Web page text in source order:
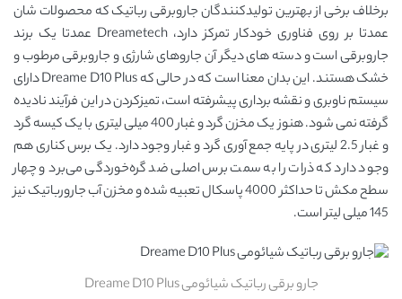
برخلاف برخی از بهترین تولیدکنندگان جاروبرقی رباتیک که محصولات شان
عمدتا بر روی فناوری خودکار تمرکز دارد، Dreametech عمدتا یک برند
جاروبرقی است و دسته ‌های دیگر آن جاروهای شارژی و جاروبرقی مرطوب و
خشک هستند. این بدان معنا است که در حالی که Dreame D10 Plus دارای
سیستم ناوبری و نقشه برداری پیشرفته است، تمیزکردن در این فرآیند نادیده
گرفته نمی ‌شود. هنوز یک مخزن گرد و غبار 400 میلی لیتری با یک کیسه گرد
و غبار 2.5 لیتری در پایه جمع آوری گرد و غبار وجود دارد. یک برس کناری هم
وجود دارد که ذرات را به سمت برس اصلی ضد گره‌خوردگی می‌برد و چهار
سطح مکش تا حداکثر 4000 پاسکال تعبیه شده و مخزن آب جارورباتیک نیز
145 میلی لیتر است.
جارو برقی رباتیک شیائومی Dreame D10 Plus